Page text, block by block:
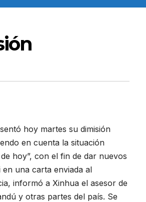
hoy martes su dimisión
en cuenta la situación
hoy”, con el fin de dar nuevos
una carta enviada al
informó a Xinhua el asesor de
y otras partes del país. Se